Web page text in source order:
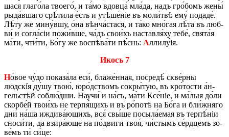
ша­ся гла­го́­ла тво­е­го́, и та́мо вдовца́ мла́­да, надъ гро́­бомъ жены́
ры­да́в­ша­го срѣ́­ти­ла е́сть и утѣ­ше́ніе въ мо­ли́­твѣ ему́ по­да­де́.
Лѣ́ту же мину́в­шу, о́на вѣн­ча́­ста­ся, и та́ко мно́­гая лѣ́та въ люб­
ви́ и со­гла́­сіи по­жи́в­ше, ча́дъ сво­и́хъ на­став­ля́ху тебе́, свята́я
ма́ти, чти́­ти, Бо́гу же вос­пѣ­ва́­ти пѣ́снь: Алли­лу́ія.
Икосъ 7
Но́вое чу́до по­ка­за́­ла еси́, бла­же́н­ная, по­сре­дѣ́ скве́р­ны
людскíя ду́шу твою́, юро́д­ствомъ со­кры́­тую, въ кро́­то­сти а́н­
гель­стѣй со­блю́д­ши. Нау­чи́ и на́съ, ма́ти Ксе́ніе, и ма́лыя до́ли
скор­бе́й тво­и́хъ не терпя́щихъ и въ ро́­по­тѣ на Бо́га и бли́ж­няго
дни́ на́ша ижди­ва́­ю­щихъ, вся́ свы́­ше по­сы­ла́­е­мая въ тер­пѣ́ніи
сно­си́­ти, да взи­ра́­ю­ще на по́­дви­ги твоя́, чи́­стымъ се́рд­цемъ зо­
ве́мъ ти́ си́це: